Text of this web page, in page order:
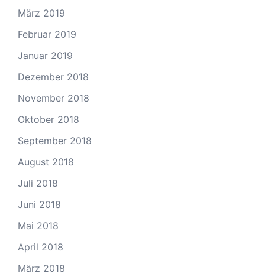
März 2019
Februar 2019
Januar 2019
Dezember 2018
November 2018
Oktober 2018
September 2018
August 2018
Juli 2018
Juni 2018
Mai 2018
April 2018
März 2018